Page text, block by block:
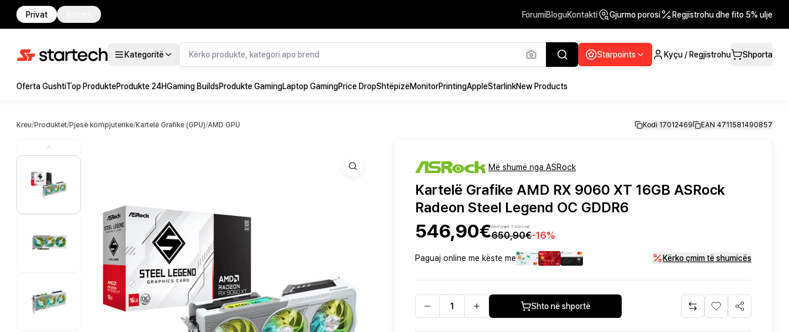
Privat ForumiBloguKontakti Gjurmo porosi Regjistrohu dhe fito 5% ulje
Kategoritë Starpoints Kyçu / Regjistrohu Shporta
Oferta GushtiTop ProdukteProdukte 24HGaming BuildsProdukte GamingLaptop GamingPrice DropShtëpizëMonitorPrintingAppleStarlinkNew Products
Kreu/Produktet/Pjesë kompjuterike/Kartelë Grafike (GPU)/AMD GPU Kodi 17012469 EAN 4711581490857
Më shumë nga ASRock
Kartelë Grafike AMD RX 9060 XT 16GB ASRock
Radeon Steel Legend OC GDDR6
546,90€përfshirë TVSH-në
650,90€-16%
Paguaj online me këste me Kërko çmim të shumicës
Shto në shportë